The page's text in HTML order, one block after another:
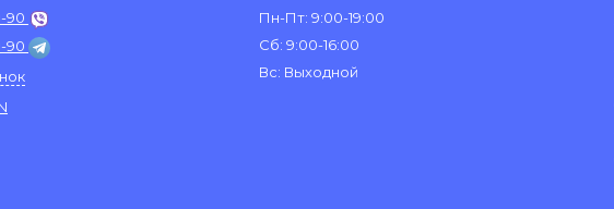
90
90
Пн-Пт: 9:00-19:00
Сб: 9:00-16:00
Вс: Выходной